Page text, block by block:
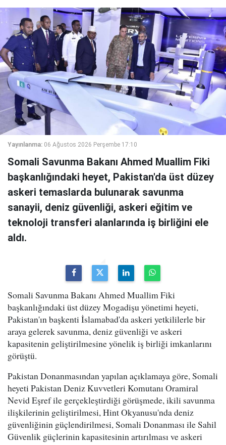
Yayınlanma: 06 Ağustos 2026 Perşembe 17:10
Somali Savunma Bakanı Ahmed Muallim Fiki
başkanlığındaki heyet, Pakistan'da üst düzey
askeri temaslarda bulunarak savunma
sanayii, deniz güvenliği, askeri eğitim ve
teknoloji transferi alanlarında iş birliğini ele
aldı.
Somali Savunma Bakanı Ahmed Muallim Fiki
başkanlığındaki üst düzey Mogadişu yönetimi heyeti,
Pakistan'ın başkenti İslamabad'da askeri yetkililerle bir
araya gelerek savunma, deniz güvenliği ve askeri
kapasitenin geliştirilmesine yönelik iş birliği imkanlarını
görüştü.
Pakistan Donanmasından yapılan açıklamaya göre, Somali
heyeti Pakistan Deniz Kuvvetleri Komutanı Oramiral
Nevid Eşref ile gerçekleştirdiği görüşmede, ikili savunma
ilişkilerinin geliştirilmesi, Hint Okyanusu'nda deniz
güvenliğinin güçlendirilmesi, Somali Donanması ile Sahil
Güvenlik güçlerinin kapasitesinin artırılması ve askeri